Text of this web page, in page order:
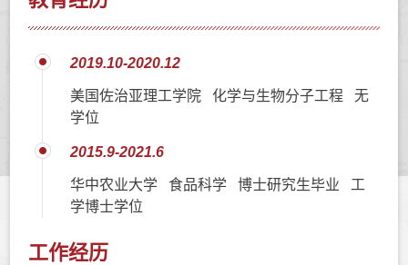
2019.10-2020.12
美国佐治亚理工学院 化学与生物分子工程 无
学位
2015.9-2021.6
华中农业大学 食品科学 博士研究生毕业 工
学博士学位
工作经历